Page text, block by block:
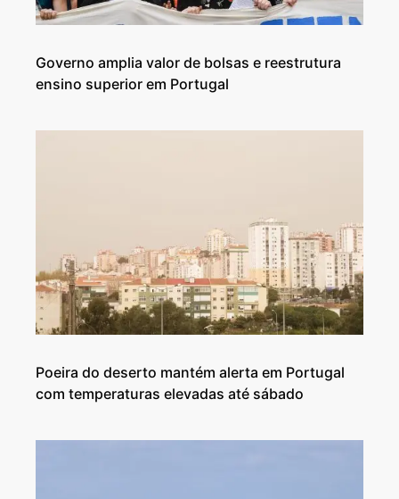
Governo amplia valor de bolsas e reestrutura
ensino superior em Portugal
Poeira do deserto mantém alerta em Portugal
com temperaturas elevadas até sábado